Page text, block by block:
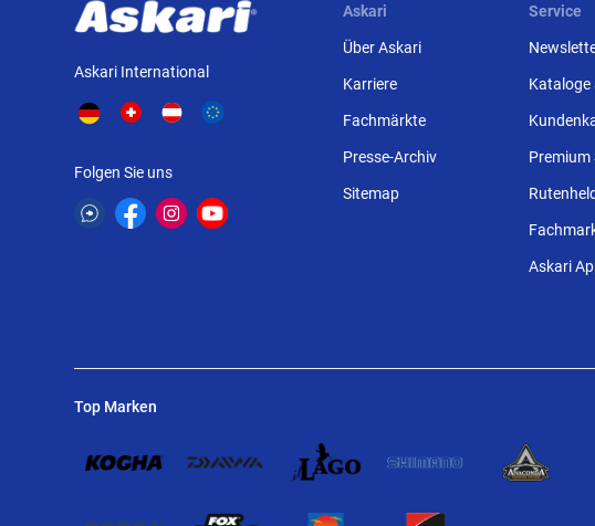
Askari International
Folgen Sie uns
Askari
Über Askari
Karriere
Fachmärkte
Presse-Archiv
Sitemap
Service
Kataloge
Premium
Askari
Top Marken